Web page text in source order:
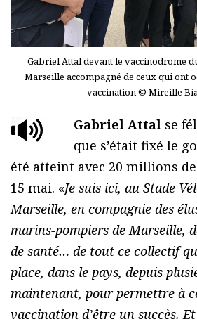
Gabriel Attal devant le vaccinodrome
Marseille accompagné de ceux qui ont
vaccination © Mireille
Gabriel Attal se
que s’était fixé le
été atteint avec 20 millions
15 mai. «Je suis ici, au Stade
Marseille, en compagnie des
marins-pompiers de Marseille,
de santé… de tout ce collectif
place, dans le pays, depuis
maintenant, pour permettre à
vaccination d’être un succès.